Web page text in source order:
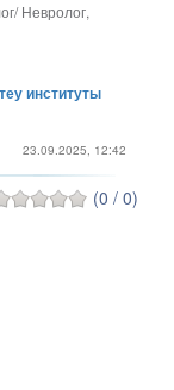
Невролог,
институты
23.09.2025, 12:42
(0 / 0)